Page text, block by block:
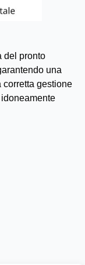
del pronto
una
corretta gestione